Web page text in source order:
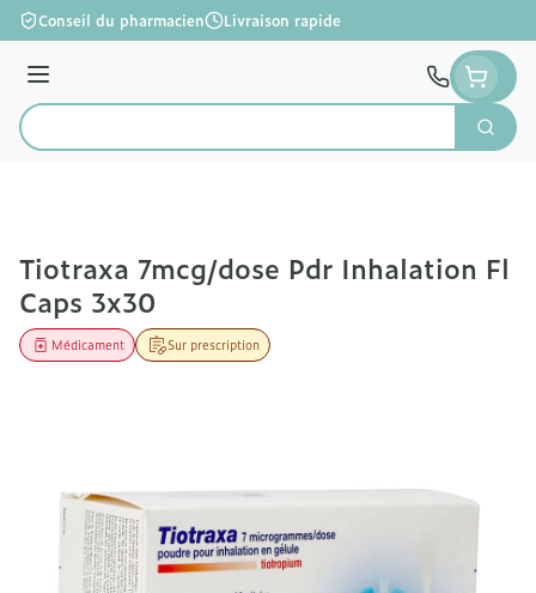
Aller au contenu
Conseil du pharmacien Livraison rapide
Menu
Rechercher
Tiotraxa 7mcg/dose Pdr Inhalation Fl
Caps 3x30
Sur prescription
Médicament